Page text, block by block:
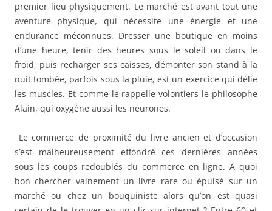
premier lieu physiquement. Le marché est avant tout une
aventure physique, qui nécessite une énergie et une
endurance méconnues. Dresser une boutique en moins
d’une heure, tenir des heures sous le soleil ou dans le
froid, puis recharger ses caisses, démonter son stand à la
nuit tombée, parfois sous la pluie, est un exercice qui délie
les muscles. Et comme le rappelle volontiers le philosophe
Alain, qui oxygène aussi les neurones.
Le commerce de proximité du livre ancien et d’occasion
s’est malheureusement effondré ces dernières années
sous les coups redoublés du commerce en ligne. A quoi
bon chercher vainement un livre rare ou épuisé sur un
marché ou chez un bouquiniste alors qu’on est quasi